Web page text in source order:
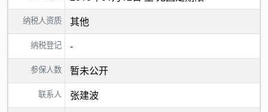
纳税人资质 其他
纳税登记 -
参保人数 暂未公开
联系人 张建波